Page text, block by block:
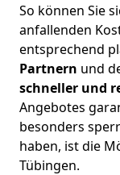
So können Sie
anfallenden
entsprechend
Partnern und
schneller und
Angebotes
besonders
haben, ist die
Tübingen.